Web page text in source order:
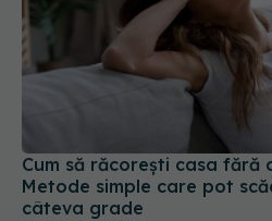
Cum să răcorești casa fără
Metode simple care pot
câteva grade